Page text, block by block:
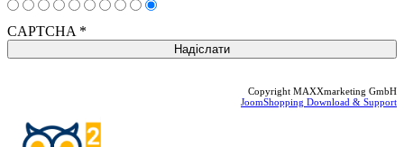
CAPTCHA *
Copyright MAXXmarketing GmbH
JoomShopping Download & Support